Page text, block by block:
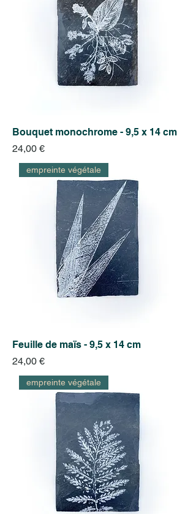
Bouquet monochrome - 9,5 x 14 cm
Prix
24,00 €
empreinte végétale
Feuille de maïs - 9,5 x 14 cm
Prix
24,00 €
empreinte végétale